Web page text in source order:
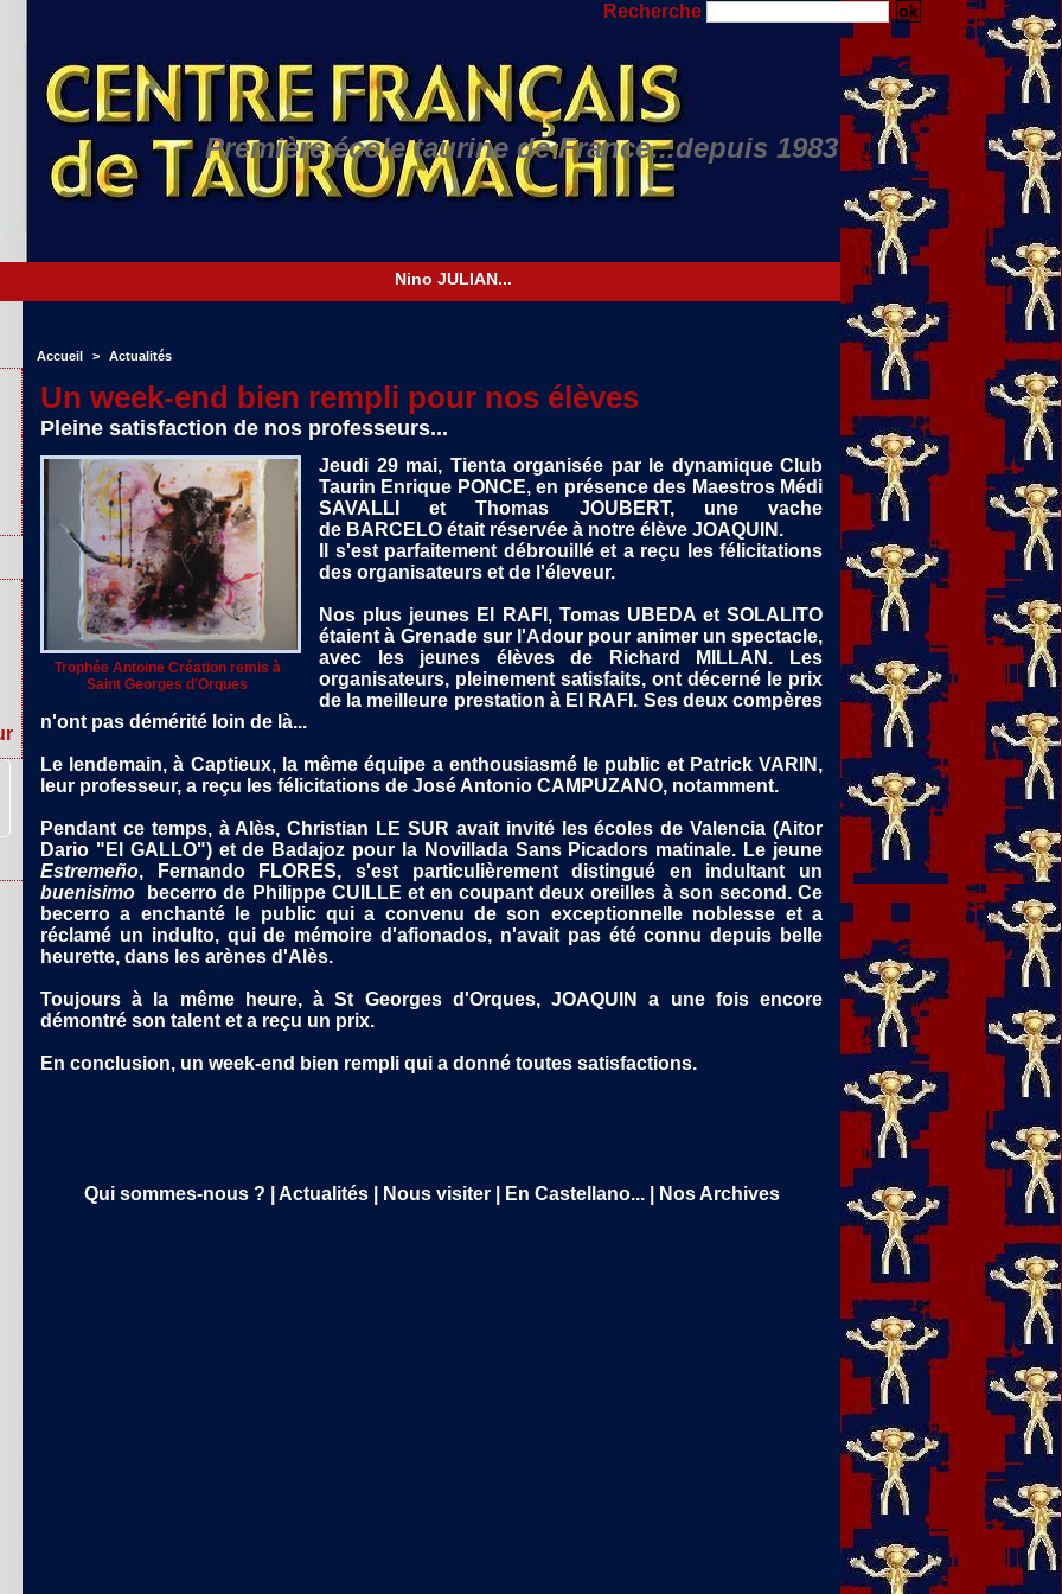
Recherche
Première école taurine de France...depuis 1983
Accueil > Actualités
Un week-end bien rempli pour nos élèves
Pleine satisfaction de nos professeurs...
Trophée Antoine Création remis à
Saint Georges d'Orques
Jeudi 29 mai, Tienta organisée par le dynamique Club
Taurin Enrique PONCE, en présence des Maestros Médi
SAVALLI et Thomas JOUBERT, une vache
de BARCELO était réservée à notre élève JOAQUIN.
Il s'est parfaitement débrouillé et a reçu les félicitations
des organisateurs et de l'éleveur.
Nos plus jeunes El RAFI, Tomas UBEDA et SOLALITO
étaient à Grenade sur l'Adour pour animer un spectacle,
avec les jeunes élèves de Richard MILLAN. Les
organisateurs, pleinement satisfaits, ont décerné le prix
de la meilleure prestation à El RAFI. Ses deux compères
n'ont pas démérité loin de là...
Le lendemain, à Captieux, la même équipe a enthousiasmé le public et Patrick VARIN,
leur professeur, a reçu les félicitations de José Antonio CAMPUZANO, notamment.
Pendant ce temps, à Alès, Christian LE SUR avait invité les écoles de Valencia (Aitor
Dario "El GALLO") et de Badajoz pour la Novillada Sans Picadors matinale. Le jeune
Estremeño, Fernando FLORES, s'est particulièrement distingué en indultant un
buenisimo
becerro de Philippe CUILLE et en coupant deux oreilles à son second. Ce
becerro a enchanté le public qui a convenu de son exceptionnelle noblesse et a
réclamé un indulto, qui de mémoire d'afionados, n'avait pas été connu depuis belle
heurette, dans les arènes d'Alès.
Toujours à la même heure, à St Georges d'Orques, JOAQUIN a une fois encore
démontré son talent et a reçu un prix.
En conclusion, un week-end bien rempli qui a donné toutes satisfactions.
Qui sommes-nous ? Actualités Nous visiter En Castellano... Nos Archives